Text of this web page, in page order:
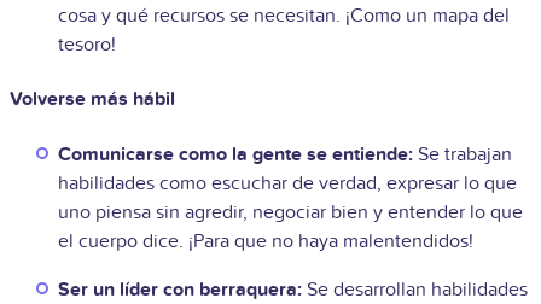
cosa y qué recursos se necesitan. ¡Como un mapa del
tesoro!
Volverse más hábil
Comunicarse como la gente se entiende: Se trabajan
habilidades como escuchar de verdad, expresar lo que
uno piensa sin agredir, negociar bien y entender lo que
el cuerpo dice. ¡Para que no haya malentendidos!
Ser un líder con berraquera: Se desarrollan habilidades